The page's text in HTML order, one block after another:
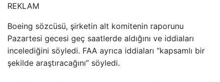
REKLAM
Boeing sözcüsü, şirketin alt komitenin raporunu
Pazartesi gecesi geç saatlerde aldığını ve iddiaları
incelediğini söyledi. FAA ayrıca iddiaları “kapsamlı bir
şekilde araştıracağını” söyledi.